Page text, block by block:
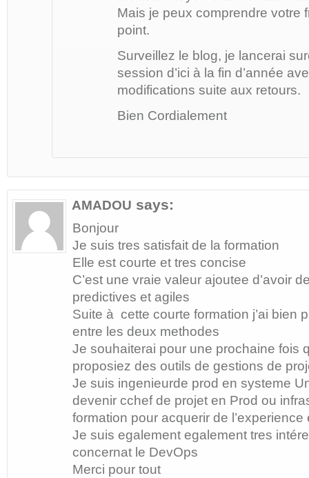
Mais je peux comprendre votre
point.
Surveillez le blog, je lancerai
session d’ici à la fin d’année
modifications suite aux retours.
Bien Cordialement
AMADOU says:
Bonjour
Je suis tres satisfait de la formation
Elle est courte et tres concise
C’est une vraie valeur ajoutee d’avoir
predictives et agiles
Suite à cette courte formation j’ai bien
entre les deux methodes
Je souhaiterai pour une prochaine fois
proposiez des outils de gestions de
Je suis ingenieurde prod en systeme
devenir cchef de projet en Prod ou
formation pour acquerir de
Je suis egalement egalement tres
concernat le DevOps
Merci pour tout